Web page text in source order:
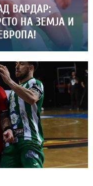
ВАРДАР:
НА ЗЕМЈА И